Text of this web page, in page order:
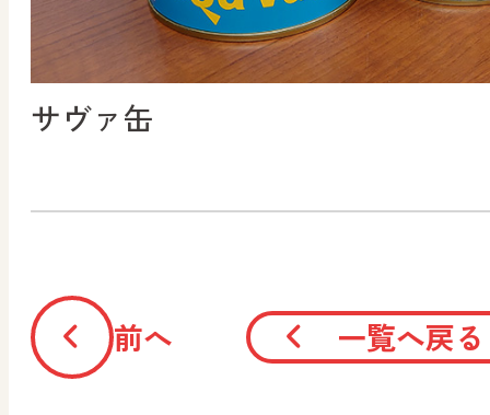
サヴァ缶
前へ 一覧へ戻る